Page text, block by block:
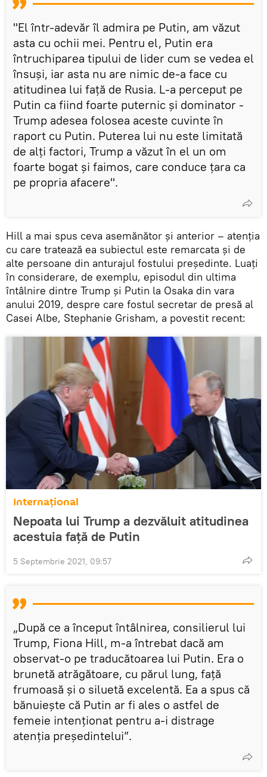
"El într-adevăr îl admira pe Putin, am văzut
asta cu ochii mei. Pentru el, Putin era
întruchiparea tipului de lider cum se vedea el
însuși, iar asta nu are nimic de-a face cu
atitudinea lui față de Rusia. L-a perceput pe
Putin ca fiind foarte puternic și dominator -
Trump adesea folosea aceste cuvinte în
raport cu Putin. Puterea lui nu este limitată
de alți factori, Trump a văzut în el un om
foarte bogat și faimos, care conduce țara ca
pe propria afacere".
Hill a mai spus ceva asemănător și anterior – atenția
cu care tratează ea subiectul este remarcata și de
alte persoane din anturajul fostului președinte. Luați
în considerare, de exemplu, episodul din ultima
întâlnire dintre Trump și Putin la Osaka din vara
anului 2019, despre care fostul secretar de presă al
Casei Albe, Stephanie Grisham, a povestit recent:
Internaţional
Nepoata lui Trump a dezvăluit atitudinea
acestuia față de Putin
5 Septembrie 2021, 09:57
„După ce a început întâlnirea, consilierul lui
Trump, Fiona Hill, m-a întrebat dacă am
observat-o pe traducătoarea lui Putin. Era o
brunetă atrăgătoare, cu părul lung, față
frumoasă și o siluetă excelentă. Ea a spus că
bănuiește că Putin ar fi ales o astfel de
femeie intenționat pentru a-i distrage
atenția președintelui”.